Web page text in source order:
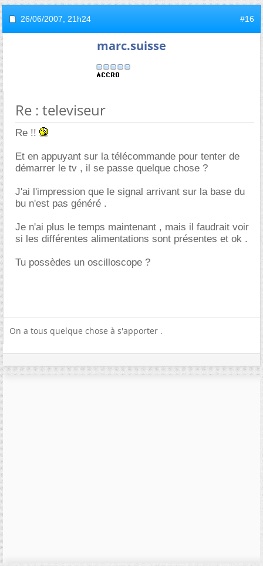
26/06/2007, 21h24 #16
marc.suisse
Re : televiseur
Re !!
Et en appuyant sur la télécommande pour tenter de
démarrer le tv , il se passe quelque chose ?
J'ai l'impression que le signal arrivant sur la base du
bu n'est pas généré .
Je n'ai plus le temps maintenant , mais il faudrait voir
si les différentes alimentations sont présentes et ok .
Tu possèdes un oscilloscope ?
On a tous quelque chose à s'apporter .